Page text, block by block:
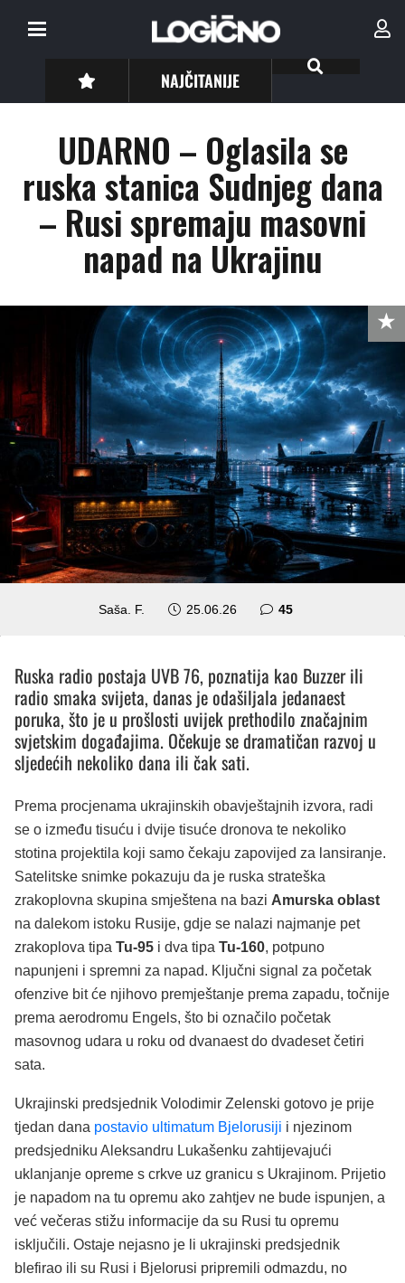
NAJČITANIJE
UDARNO – Oglasila se
ruska stanica Sudnjeg dana
– Rusi spremaju masovni
napad na Ukrajinu
Saša. F. 25.06.26 45komentara
Ruska radio postaja UVB 76, poznatija kao Buzzer ili
radio smaka svijeta, danas je odašiljala jedanaest
poruka, što je u prošlosti uvijek prethodilo značajnim
svjetskim događajima. Očekuje se dramatičan razvoj u
sljedećih nekoliko dana ili čak sati.
Prema procjenama ukrajinskih obavještajnih izvora, radi
se o između tisuću i dvije tisuće dronova te nekoliko
stotina projektila koji samo čekaju zapovijed za lansiranje.
Satelitske snimke pokazuju da je ruska strateška
zrakoplovna skupina smještena na bazi Amurska oblast
na dalekom istoku Rusije, gdje se nalazi najmanje pet
zrakoplova tipa Tu-95 i dva tipa Tu-160, potpuno
napunjeni i spremni za napad. Ključni signal za početak
ofenzive bit će njihovo premještanje prema zapadu, točnije
prema aerodromu Engels, što bi označilo početak
masovnog udara u roku od dvanaest do dvadeset četiri
sata.
Ukrajinski predsjednik Volodimir Zelenski gotovo je prije
tjedan dana postavio ultimatum Bjelorusiji i njezinom
predsjedniku Aleksandru Lukašenku zahtijevajući
uklanjanje opreme s crkve uz granicu s Ukrajinom. Prijetio
je napadom na tu opremu ako zahtjev ne bude ispunjen, a
već večeras stižu informacije da su Rusi tu opremu
isključili. Ostaje nejasno je li ukrajinski predsjednik
blefirao ili su Rusi i Bjelorusi pripremili odmazdu, no